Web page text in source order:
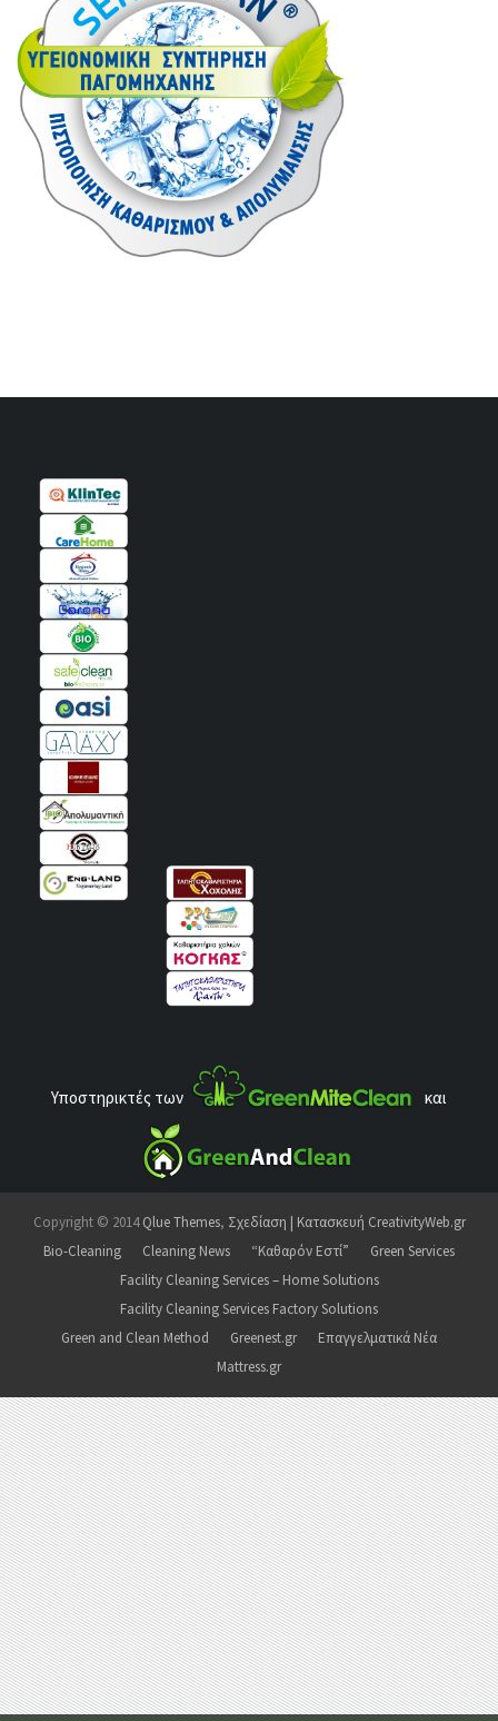
Υποστηρικτές των και
Copyright © 2014Qlue Themes, Σχεδίαση | Κατασκευή CreativityWeb.gr
Bio-Cleaning
Cleaning News “Καθαρόν Εστί”
Green Services
Facility Cleaning Services – Home Solutions
Facility Cleaning Services Factory Solutions
Green and Clean Method
Greenest.gr
Επαγγελματικά Νέα
Mattress.gr